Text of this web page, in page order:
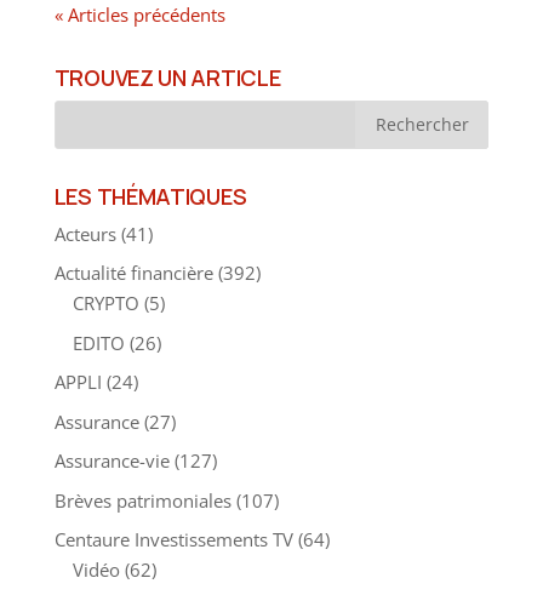
« Articles précédents
TROUVEZ UN ARTICLE
LES THÉMATIQUES
Acteurs(41)
Actualité financière(392)
CRYPTO (5)
EDITO (26)
APPLI (24)
Assurance(27)
Assurance-vie(127)
Brèves patrimoniales(107)
Centaure Investissements TV(64)
Vidéo(62)